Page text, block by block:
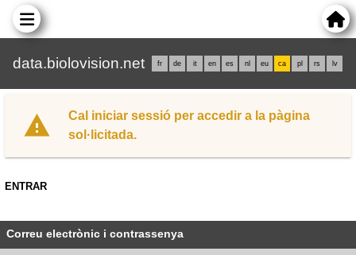
data.biolovision.net fr de it en es nl eu ca pl rs lv
Cal iniciar sessió per accedir a la pàgina
sol·licitada.
ENTRAR
Correu electrònic i contrassenya